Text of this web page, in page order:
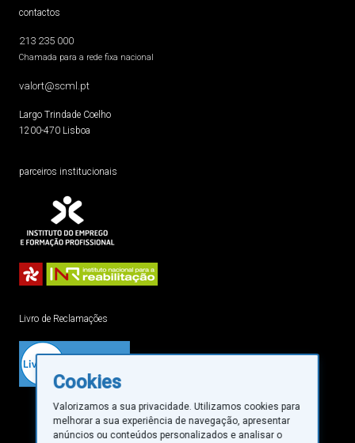
contactos
213 235 000
Chamada para a rede fixa nacional
valort@scml.pt
Largo Trindade Coelho
1200-470 Lisboa
parceiros institucionais
Livro de Reclamações
Cookies
Valorizamos a sua privacidade. Utilizamos cookies para
melhorar a sua experiência de navegação, apresentar
anúncios ou conteúdos personalizados e analisar o